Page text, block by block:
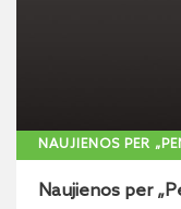
NAUJIENOS PER
Naujienos per